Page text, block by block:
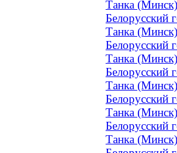
Танка
Белорусский
Танка
Белорусский
Танка
Белорусский
Танка
Белорусский
Танка
Белорусский
Танка